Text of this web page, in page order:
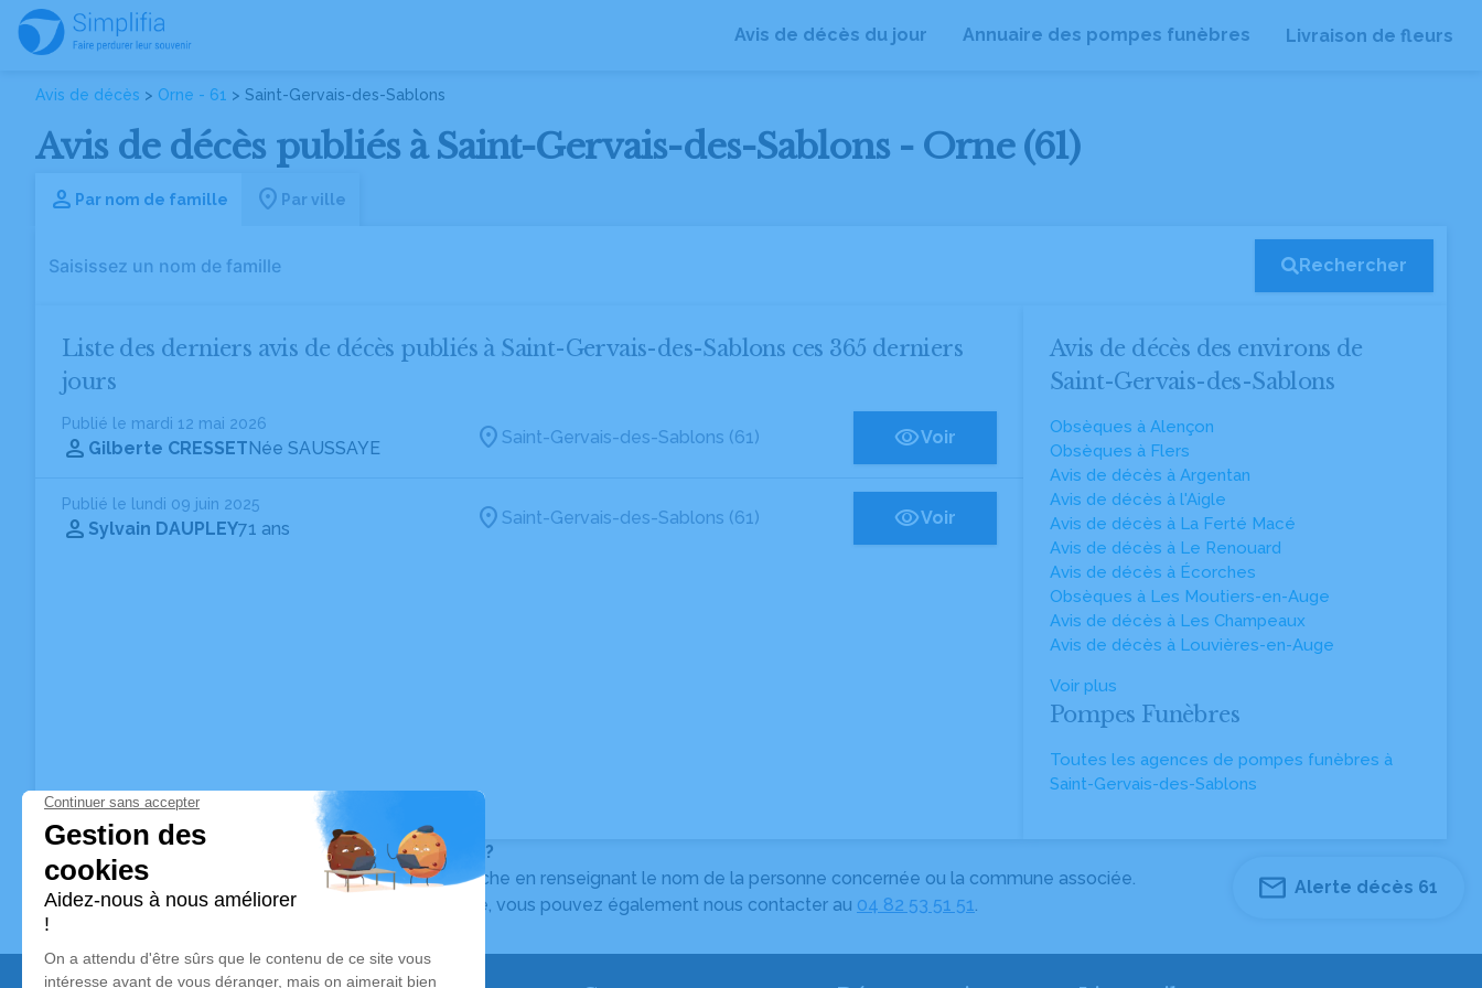
Avis de décès du jour Annuaire des pompes funèbres Livraison de fleurs
Avis de décès > Orne - 61 > Saint-Gervais-des-Sablons
Avis de décès publiés à Saint-Gervais-des-Sablons - Orne (61)
Par nom de famille Par ville
Rechercher
Liste des derniers avis de décès publiés à Saint-Gervais-des-Sablons ces 365 derniers
jours
Publié le mardi 12 mai 2026
Gilberte CRESSETNée SAUSSAYE
Saint-Gervais-des-Sablons (61) Voir
Publié le lundi 09 juin 2025
Sylvain DAUPLEY71 ans
Saint-Gervais-des-Sablons (61) Voir
Avis de décès des environs de
Saint-Gervais-des-Sablons
Obsèques à Alençon
Obsèques à Flers
Avis de décès à Argentan
Avis de décès à l'Aigle
Avis de décès à La Ferté Macé
Avis de décès à Le Renouard
Avis de décès à Écorches
Obsèques à Les Moutiers-en-Auge
Avis de décès à Les Champeaux
Avis de décès à Louvières-en-Auge
Voir plus
Pompes Funèbres
Toutes les agences de pompes funèbres à
Saint-Gervais-des-Sablons
Vous ne trouvez pas l’avis de décès recherché ?
Pour affiner votre recherche, utilisez la barre de recherche en renseignant le nom de la personne concernée ou la commune associée.
Pour toute question relative au fonctionnement du site, vous pouvez également nous contacter au 04 82 53 51 51.
Alerte décès 61